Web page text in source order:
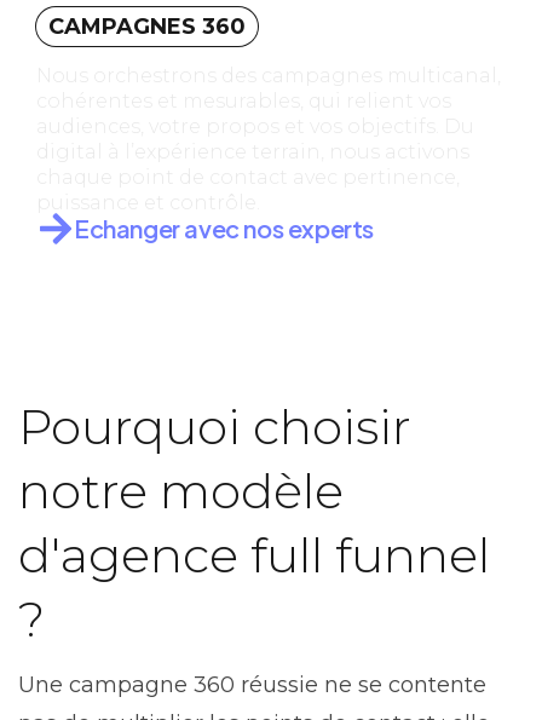
CAMPAGNES 360
Nous orchestrons des campagnes multicanal,
cohérentes et mesurables, qui relient vos
audiences, votre propos et vos objectifs. Du
digital à l’expérience terrain, nous activons
chaque point de contact avec pertinence,
puissance et contrôle.
Echanger avec nos experts
Pourquoi choisir
notre modèle
d'agence full funnel
?
Une campagne 360 réussie ne se contente